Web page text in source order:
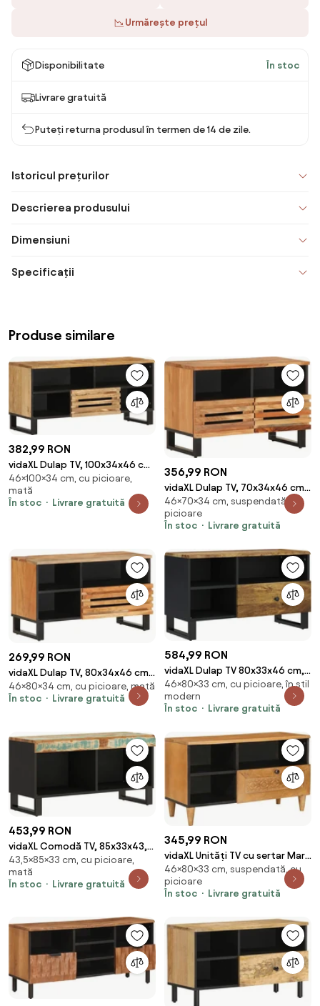
Urmărește prețul
Disponibilitate În stoc
Livrare gratuită
Puteți returna produsul în termen de 14 de zile.
Istoricul prețurilor
Descrierea produsului
Dimensiuni
Specificații
Produse similare
382,99 RON
vidaXL Dulap TV, 100x34x46 cm,
lemn masiv mango brut
46×100×34 cm, cu picioare,
mată
În stoc
Livrare gratuită
356,99 RON
vidaXL Dulap TV, 70x34x46 cm,
lemn masiv de acacia
46×70×34 cm, suspendată, cu
picioare
În stoc
Livrare gratuită
269,99 RON
vidaXL Dulap TV, 80x34x46 cm,
lemn masiv de acacia
46×80×34 cm, cu picioare, mată
În stoc
Livrare gratuită
584,99 RON
vidaXL Dulap TV 80x33x46 cm,
lemn masiv de mango și lemn
prelucrat
46×80×33 cm, cu picioare, în stil
modern
În stoc
Livrare gratuită
453,99 RON
vidaXL Comodă TV, 85x33x43,5
cm, lemn masiv reciclat
43,5×85×33 cm, cu picioare,
mată
În stoc
Livrare gratuită
345,99 RON
vidaXL Unități TV cu sertar Maro
deschis 80 x 33 x 46 cm Lemn
compozit
46×80×33 cm, suspendată, cu
picioare
În stoc
Livrare gratuită